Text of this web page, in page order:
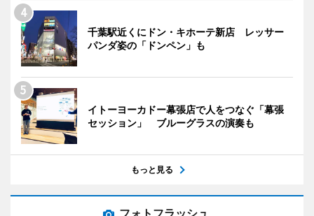
千葉駅近くにドン・キホーテ新店 レッサー
パンダ姿の「ドンペン」も
イトーヨーカドー幕張店で人をつなぐ「幕張
セッション」 ブルーグラスの演奏も
もっと見る
フォトフラッシュ